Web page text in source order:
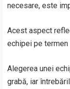
necesare, este
Acest aspect
echipei pe termen
Alegerea unei
grabă, iar